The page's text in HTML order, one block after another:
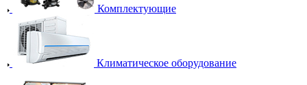
Комплектующие
Климатическое оборудование